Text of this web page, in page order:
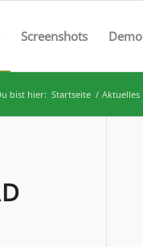
Screenshots Demo
bist hier: Startseite / Aktuelles